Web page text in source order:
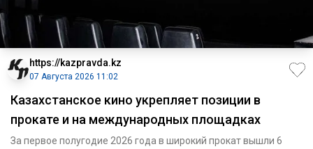
https://kazpravda.kz
07 Августа 2026 11:02
Казахстанское кино укрепляет позиции в
прокате и на международных площадках
За первое полугодие 2026 года в широкий прокат вышли 6